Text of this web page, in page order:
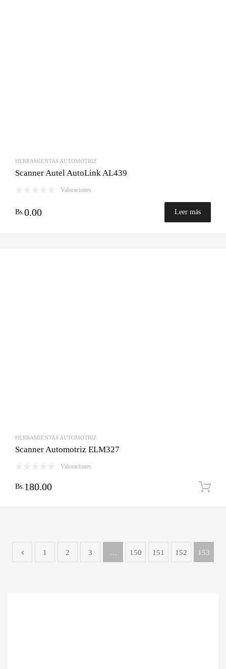
HERRAMIENTAS AUTOMOTRIZ
Scanner Autel AutoLink AL439
Valoraciones
Bs. 0.00 Leer más
HERRAMIENTAS AUTOMOTRIZ
Scanner Automotriz ELM327
Valoraciones
Bs.180.00
1 2 3 … 150 151 152 153